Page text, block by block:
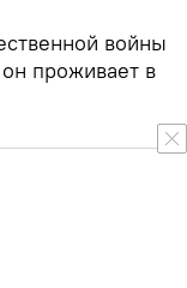
войны
проживает в